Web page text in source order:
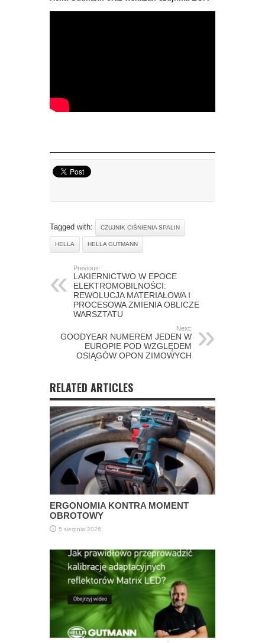
Tagged with: CZUJNIK CIŚNIENIA SPALIN
HELLA HELLA GUTMANN
Previous:
LAKIERNICTWO W EPOCE
ELEKTROMOBILNOŚCI:
REWOLUCJA MATERIAŁOWA I
PROCESOWA ZMIENIA OBLICZE
WARSZTATU
Next:
GOODYEAR NUMEREM JEDEN W
EUROPIE POD WZGLĘDEM
OSIĄGÓW OPON ZIMOWYCH
RELATED ARTICLES
ERGONOMIA KONTRA MOMENT
OBROTOWY
5 sierpnia 2026